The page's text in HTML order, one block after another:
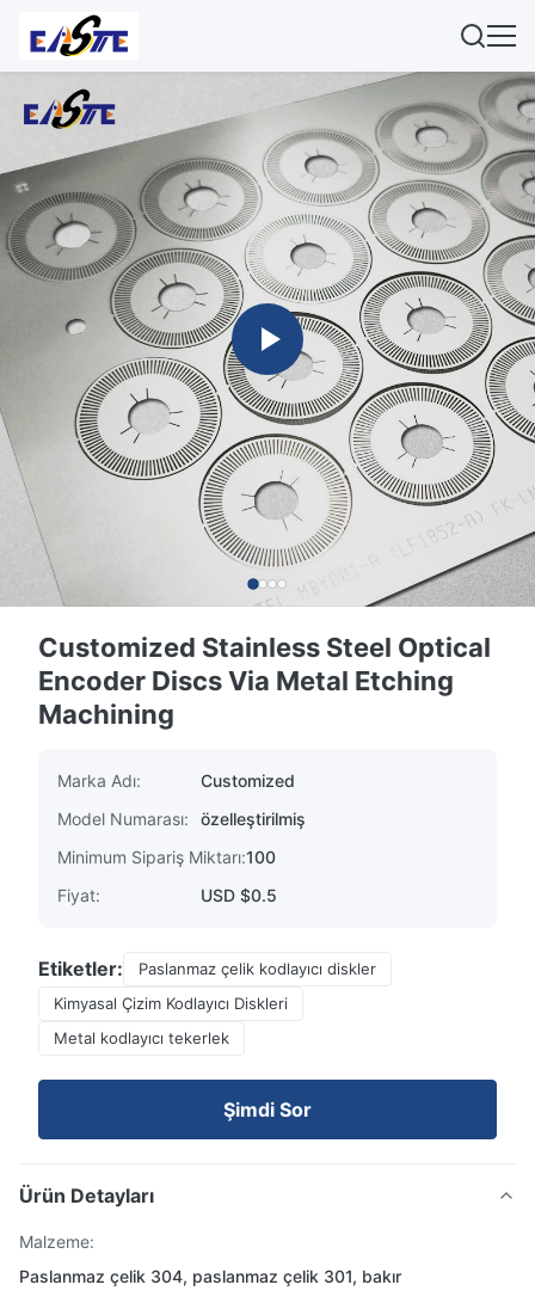
Customized Stainless Steel Optical
Encoder Discs Via Metal Etching
Machining
Marka Adı:
Customized
Model Numarası:
özelleştirilmiş
Minimum Sipariş Miktarı:100
Fiyat:
USD $0.5
Etiketler:
Paslanmaz çelik kodlayıcı diskler
Kimyasal Çizim Kodlayıcı Diskleri
Metal kodlayıcı tekerlek
Şimdi Sor
Ürün Detayları
Malzeme:
Paslanmaz çelik 304, paslanmaz çelik 301, bakır